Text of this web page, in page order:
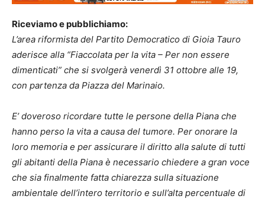
Riceviamo e pubblichiamo:
L’area riformista del Partito Democratico di Gioia Tauro
aderisce alla “Fiaccolata per la vita – Per non essere
dimenticati” che si svolgerà venerdì 31 ottobre alle 19,
con partenza da Piazza del Marinaio.
E’ doveroso ricordare tutte le persone della Piana che
hanno perso la vita a causa del tumore. Per onorare la
loro memoria e per assicurare il diritto alla salute di tutti
gli abitanti della Piana è necessario chiedere a gran voce
che sia finalmente fatta chiarezza sulla situazione
ambientale dell’intero territorio e sull’alta percentuale di